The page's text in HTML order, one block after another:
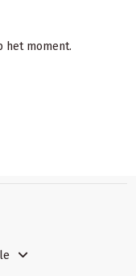
het moment.